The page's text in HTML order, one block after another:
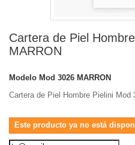
Cartera de Piel
MARRON
Modelo Mod 3026 MARRON
Cartera de Piel Hombre Pielini Mod
Este producto ya no está